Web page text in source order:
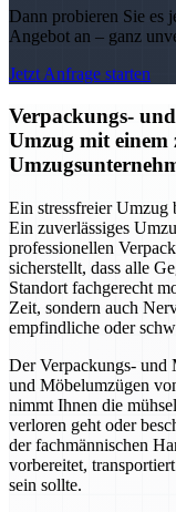
Dann probieren Sie es
Angebot an – ganz
Jetzt Anfrage starten
Verpackungs-
Umzug mit einem
Ein stressfreier Umzug
Ein zuverlässiges
professionellen
sicherstellt, dass alle
Standort fachgerecht
Zeit, sondern auch
empfindliche oder
Der Verpackungs- und
und Möbelumzügen
nimmt Ihnen die
verloren geht oder
der fachmännischen
vorbereitet,
sein sollte.